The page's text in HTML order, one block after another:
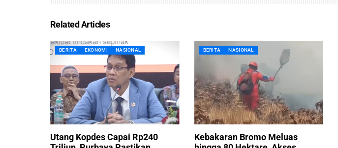
Related Articles
BERITA EKONOMI NASIONAL
Utang Kopdes Capai Rp240
BERITA NASIONAL
Kebakaran Bromo Meluas